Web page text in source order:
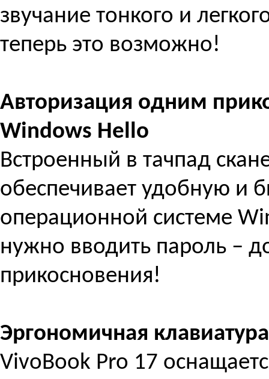
звучание тонкого и
теперь это возможно!
Авторизация одним
Windows Hello
Встроенный в тачпад
обеспечивает удобную и
операционной системе
нужно вводить пароль –
прикосновения!
Эргономичная
VivoBook Pro 17